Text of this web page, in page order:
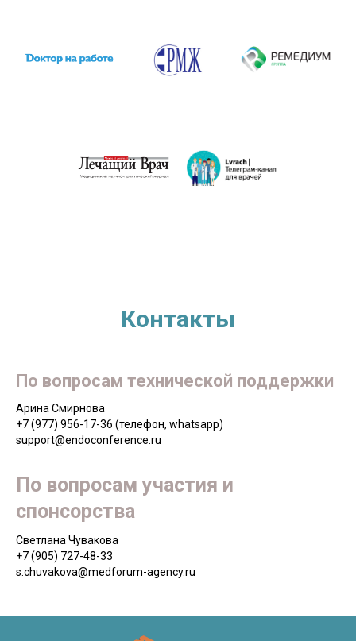
Контакты
По вопросам технической поддержки
Арина Смирнова
+7 (977) 956-17-36 (телефон, whatsapp)
support@endoconference.ru
По вопросам участия и
спонсорства
Cветлана Чувакова
+7 (905) 727-48-33
s.chuvakova@medforum-agency.ru